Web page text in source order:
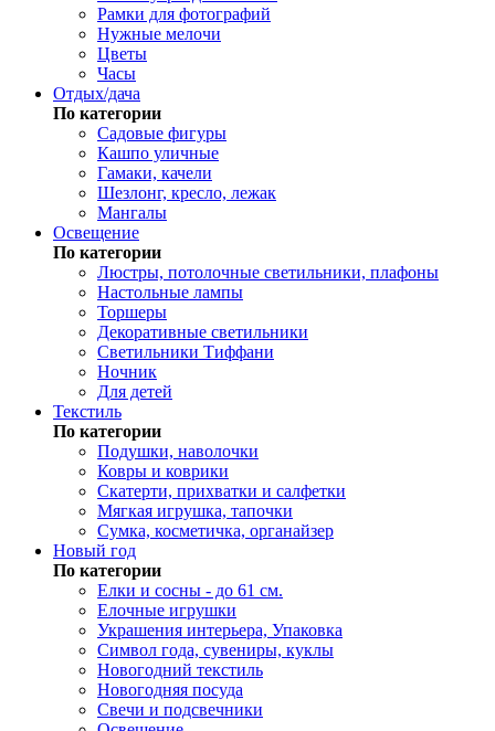
Рамки для фотографий
Нужные мелочи
Цветы
Часы
Отдых/дача
По категории
Садовые фигуры
Кашпо уличные
Гамаки, качели
Шезлонг, кресло, лежак
Мангалы
Освещение
По категории
Люстры, потолочные светильники, плафоны
Настольные лампы
Торшеры
Декоративные светильники
Светильники Тиффани
Ночник
Для детей
Текстиль
По категории
Подушки, наволочки
Ковры и коврики
Скатерти, прихватки и салфетки
Мягкая игрушка, тапочки
Сумка, косметичка, органайзер
Новый год
По категории
Елки и сосны - до 61 см.
Елочные игрушки
Украшения интерьера, Упаковка
Символ года, сувениры, куклы
Новогодний текстиль
Новогодняя посуда
Свечи и подсвечники